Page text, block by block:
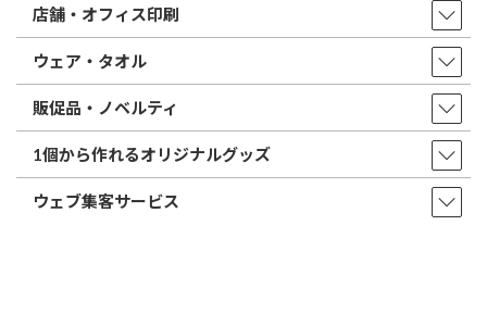
店舗・オフィス印刷
ウェア・タオル
販促品・ノベルティ
1個から作れるオリジナルグッズ
ウェブ集客サービス